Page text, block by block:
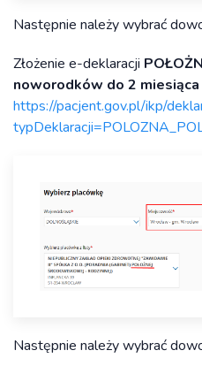
Następnie należy wybrać
Złożenie e-deklaracji
noworodków do 2 miesiąca
https://pacjent.gov.pl/ikp/
Następnie należy wybrać